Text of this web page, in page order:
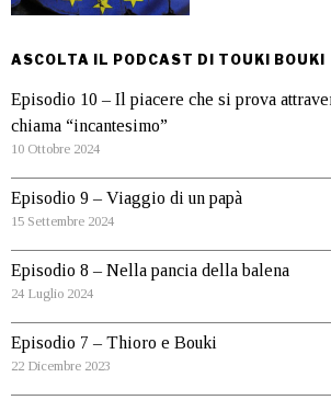
ASCOLTA IL PODCAST DI TOUKI BOUKI
Episodio 10 – Il piacere che si prova
chiama “incantesimo”
10 Ottobre 2024
Episodio 9 – Viaggio di un papà
15 Settembre 2024
Episodio 8 – Nella pancia della balena
24 Luglio 2024
Episodio 7 – Thioro e Bouki
22 Dicembre 2023